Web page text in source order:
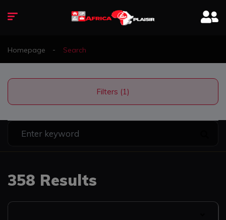
Homepage Search
Filters (1)
358 Results